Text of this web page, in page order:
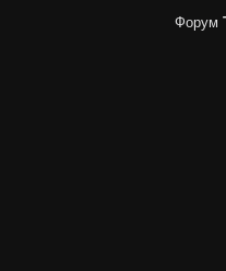
Форум